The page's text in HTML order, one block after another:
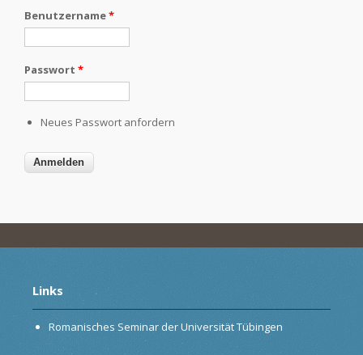
Benutzername*
Passwort *
Neues Passwort anfordern
Links
Romanisches Seminar der Universität Tübingen